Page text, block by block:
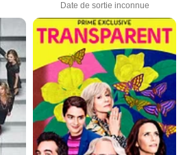
Date de sortie inconnue